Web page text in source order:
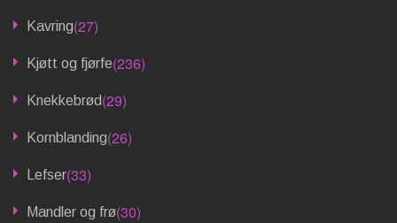
Kavring(27)
Kjøtt og fjørfe(236)
Knekkebrød(29)
Kornblanding(26)
Lefser(33)
Mandler og frø(30)